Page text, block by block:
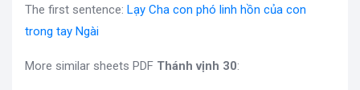
The first sentence: Lạy Cha con phó linh hồn của con
trong tay Ngài
More similar sheets PDF Thánh vịnh 30: